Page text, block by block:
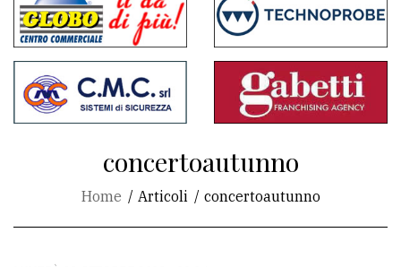
commenti
Contenuti
del
sito
concertoautunno
Home Articoli concertoautunno